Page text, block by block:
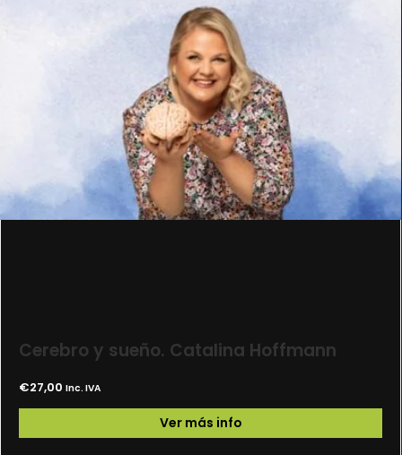
Cerebro y sueño. Catalina Hoffmann
€27,00 Inc. IVA
Ver más info